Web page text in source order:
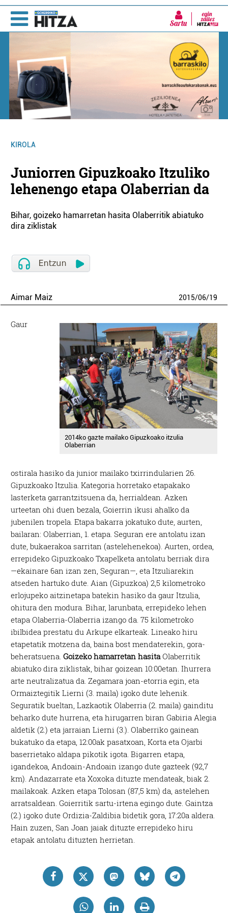
Sartu
KIROLA
Juniorren Gipuzkoako Itzuliko
lehenengo etapa Olaberrian da
Bihar, goizeko hamarretan hasita Olaberritik abiatuko
dira ziklistak
Aimar Maiz 2015/06/19
2014ko gazte mailako Gipuzkoako itzulia
Olaberrian
Gaur
ostirala hasiko da junior mailako txirrindularien 26.
Gipuzkoako Itzulia. Kategoria horretako etapakako
lasterketa garrantzitsuena da, herrialdean. Azken
urteetan ohi duen bezala, Goierrin ikusi ahalko da
jubenilen tropela. Etapa bakarra jokatuko dute, aurten,
bailaran: Olaberrian, 1. etapa. Seguran ere antolatu izan
dute, bukaerakoa sarritan (astelehenekoa). Aurten, ordea,
errepideko Gipuzkoako Txapelketa antolatu berriak dira
—ekainare 6an izan zen, Seguran—, eta Itzuliarekin
atseden hartuko dute. Aian (Gipuzkoa) 2,5 kilometroko
erlojupeko aitzinetapa batekin hasiko da gaur Itzulia,
ohitura den modura. Bihar, larunbata, errepideko lehen
etapa Olaberria-Olaberria izango da. 75 kilometroko
ibilbidea prestatu du Arkupe elkarteak. Lineako hiru
etapetatik motzena da, baina bost mendaterekin, gora-
beheratsuena.Goizeko hamarretan hasitaOlaberritik
abiatuko dira ziklistak, bihar goizean 10:00etan. Ihurrera
arte neutralizatua da. Zegamara joan-etorria egin, eta
Ormaiztegitik Lierni (3. maila) igoko dute lehenik.
Seguratik bueltan, Lazkaotik Olaberria (2. maila) gainditu
beharko dute hurrena, eta hirugarren biran Gabiria Alegia
aldetik (2.) eta jarraian Lierni (3.). Olaberriko gainean
bukatuko da etapa, 12:00ak pasatxoan, Korta eta Ojarbi
baserrietako aldapa pikotik igota. Bigarren etapa,
igandekoa, Andoain-Andoain izango dute gazteek (92,7
km). Andazarrate eta Xoxoka dituzte mendateak, biak 2.
mailakoak. Azken etapa Tolosan (87,5 km) da, astelehen
arratsaldean. Goierritik sartu-irtena egingo dute. Gaintza
(2.) igoko dute Ordizia-Zaldibia bidetik gora, 17:20a aldera.
Hain zuzen, San Joan jaiak dituzte errepideko hiru
etapak antolatu dituzten herrietan.